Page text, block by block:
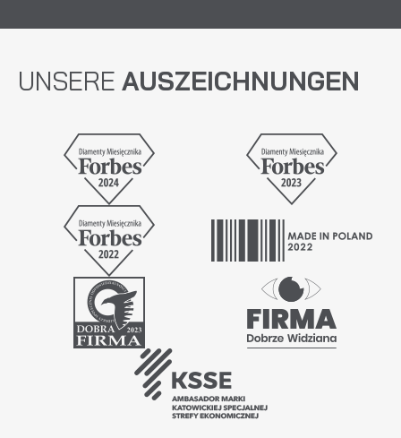
UNSERE AUSZEICHNUNGEN